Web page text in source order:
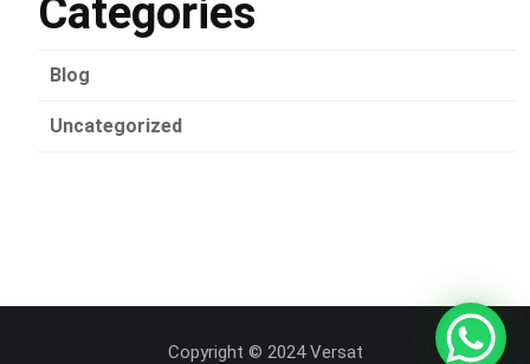
Categories
Blog
Uncategorized
Copyright © 2024 Versat